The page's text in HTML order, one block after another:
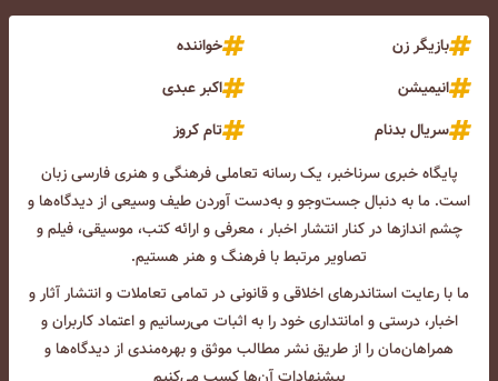
بازیگر زن
خواننده
انیمیشن
اکبر عبدی
سریال بدنام
تام کروز
پایگاه خبری سرناخبر، یک رسانه تعاملی فرهنگی و هنری فارسی زبان
است. ما به دنبال جست‌و‌جو و به‌دست آوردن طیف وسیعی از دیدگاه‌ها و
چشم انداز‌ها در کنار انتشار اخبار ، معرفی و ارائه کتب، موسیقی، فیلم و
تصاویر مرتبط با فرهنگ و هنر هستیم.
ما با رعایت استاندرهای اخلاقی و قانونی در تمامی تعاملات و انتشار آثار و
اخبار، درستی و امانتداری خود را به اثبات می‌رسانیم و اعتماد کاربران و
همراهان‌مان را از طریق نشر مطالب موثق و بهره‌مندی از دیدگاه‌ها و